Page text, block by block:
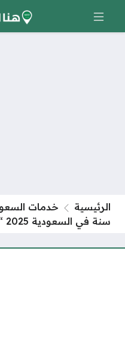
الرئيسية خدمات
سنة في السعودية 2025 “الشروط والخطوات”